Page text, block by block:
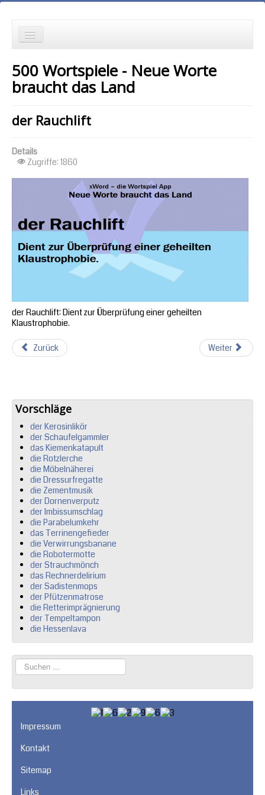
Wortspielgeschichten
die Ältesten zuerst
die meisten Zugriffe zuerst
zufällige Reihenfolge
500 Wortspiele - Neue Worte
braucht das Land
der Rauchlift
Details
Zugriffe: 1860
der Rauchlift: Dient zur Überprüfung einer geheilten
Klaustrophobie.
Zurück Weiter
Vorschläge
der Kerosinlikör
der Schaufelgammler
das Kiemenkatapult
die Rotzlerche
die Möbelnäherei
die Dressurfregatte
die Zementmusik
der Dornenverputz
der Imbissumschlag
die Parabelumkehr
das Terrinengefieder
die Verwirrungsbanane
die Robotermotte
der Strauchmönch
das Rechnerdelirium
der Sadistenmops
der Pfützenmatrose
die Retterimprägnierung
der Tempeltampon
die Hessenlava
Suchen
...
Impressum
Kontakt
Sitemap
Links